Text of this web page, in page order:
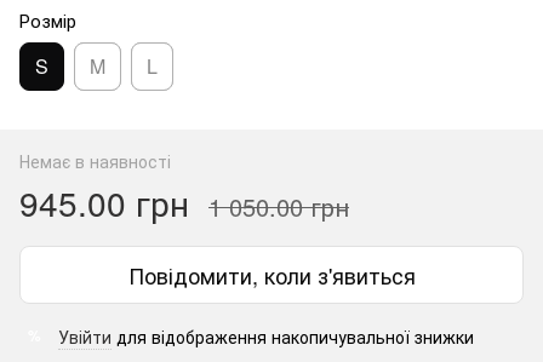
Розмір
S M L
Немає в наявності
945.00 грн 1 050.00 грн
Повідомити, коли з'явиться
Увійти для відображення накопичувальної знижки